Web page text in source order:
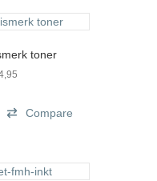
de
toner
Prijsklasse:
€ 114,95
productCompare